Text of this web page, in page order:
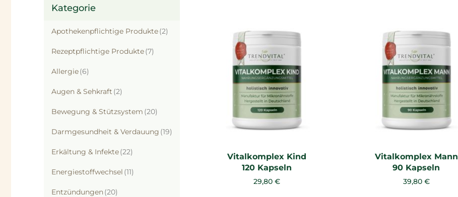
Kategorie
Apothekenpflichtige Produkte 2Artikel
Rezeptpflichtige Produkte 7Artikel
Allergie 6Artikel
Augen & Sehkraft 2Artikel
Bewegung & Stützsystem 20Artikel
Darmgesundheit & Verdauung 19Artikel
Erkältung & Infekte 22Artikel
Energiestoffwechsel 11Artikel
Entzündungen 20Artikel
Vitalkomplex Kind
120 Kapseln
29,80 €
Vitalkomplex Mann
90 Kapseln
39,80 €